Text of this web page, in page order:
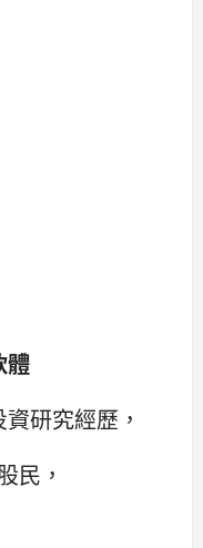
體
研究經歷，
民，